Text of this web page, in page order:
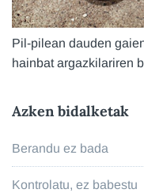
Pil-pilean dauden
hainbat argazkilariren
Azken bidalketak
Berandu ez bada
Kontrolatu, ez babestu